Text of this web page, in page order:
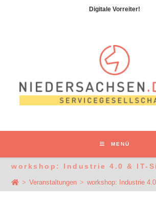
Digitale Vorreiter!
MENÜ
workshop: Industrie 4.0 & IT-
> Veranstaltungen > workshop: Industrie